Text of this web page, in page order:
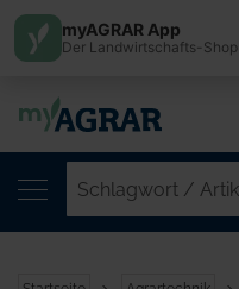
myAGRAR App
Der Landwirtschafts-Shop